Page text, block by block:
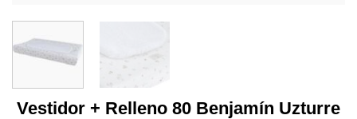
Vestidor + Relleno 80 Benjamín Uzturre